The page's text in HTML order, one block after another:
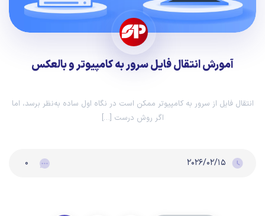
آمورش انتقال فایل سرور به کامپیوتر و بالعکس
انتقال فایل از سرور به کامپیوتر ممکن است در نگاه اول ساده به‌نظر برسد، اما
اگر روش درست […]
۲۰۲۶/۰۲/۱۵ ۰